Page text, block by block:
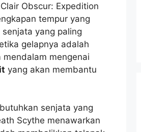
Obscur: Expedition
tempur yang
yang paling
gelapnya adalah
mengenai
yang akan membantu
senjata yang
Scythe menawarkan